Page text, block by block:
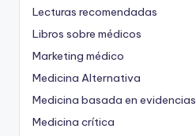
Lecturas recomendadas
Libros sobre médicos
Marketing médico
Medicina Alternativa
Medicina basada en evidencias
Medicina crítica